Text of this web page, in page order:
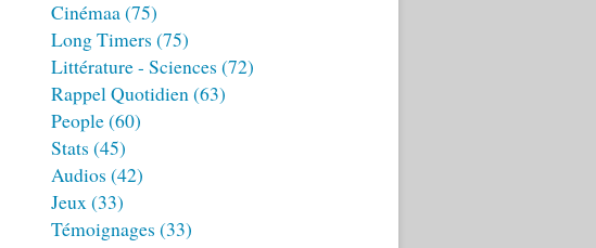
Cinémaa(75)
Long Timers (75)
Littérature - Sciences (72)
Rappel Quotidien(63)
People(60)
Stats (45)
Audios (42)
Jeux(33)
Témoignages (33)